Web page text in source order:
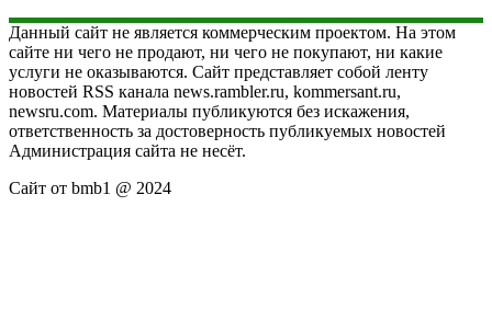
Данный сайт не является коммерческим проектом. На этом
сайте ни чего не продают, ни чего не покупают, ни какие
услуги не оказываются. Сайт представляет собой ленту
новостей RSS канала news.rambler.ru, kommersant.ru,
newsru.com. Материалы публикуются без искажения,
ответственность за достоверность публикуемых новостей
Администрация сайта не несёт.
Сайт от bmb1 @ 2024